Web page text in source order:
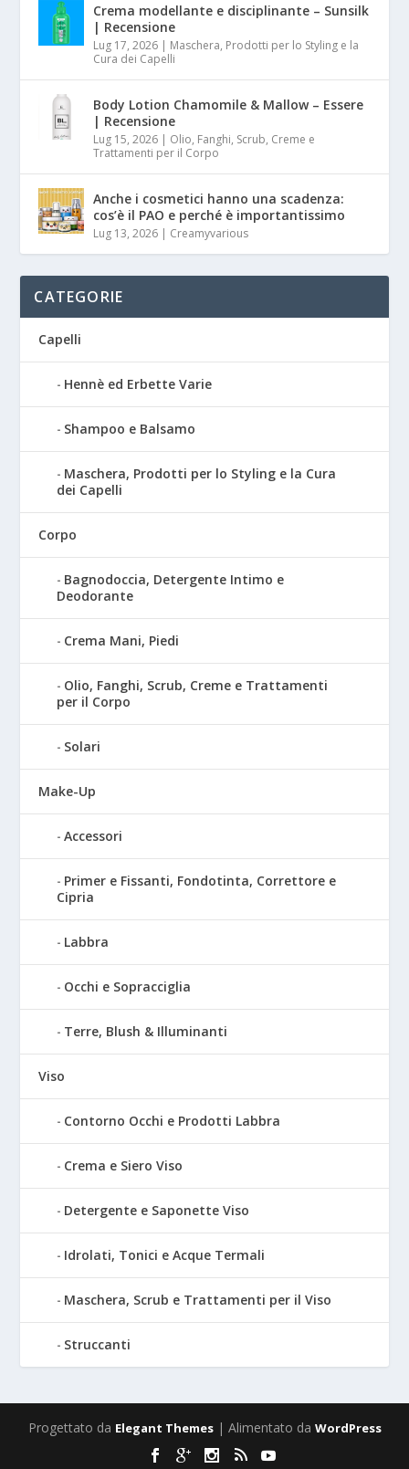
Crema modellante e disciplinante – Sunsilk
| Recensione
Lug 17, 2026 | Maschera, Prodotti per lo Styling e la
Cura dei Capelli
Body Lotion Chamomile & Mallow – Essere
| Recensione
Lug 15, 2026 | Olio, Fanghi, Scrub, Creme e
Trattamenti per il Corpo
Anche i cosmetici hanno una scadenza:
cos’è il PAO e perché è importantissimo
Lug 13, 2026 | Creamyvarious
CATEGORIE
Capelli
Hennè ed Erbette Varie
Shampoo e Balsamo
Maschera, Prodotti per lo Styling e la Cura
dei Capelli
Corpo
Bagnodoccia, Detergente Intimo e
Deodorante
Crema Mani, Piedi
Olio, Fanghi, Scrub, Creme e Trattamenti
per il Corpo
Solari
Make-Up
Accessori
Primer e Fissanti, Fondotinta, Correttore e
Cipria
Labbra
Occhi e Sopracciglia
Terre, Blush & Illuminanti
Viso
Contorno Occhi e Prodotti Labbra
Crema e Siero Viso
Detergente e Saponette Viso
Idrolati, Tonici e Acque Termali
Maschera, Scrub e Trattamenti per il Viso
Struccanti
Progettato da Elegant Themes| Alimentato da WordPress